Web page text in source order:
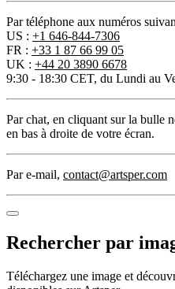
Par téléphone aux numéros
US : +1 646-844-7306
FR : +33 1 87 66 99 05
UK : +44 20 3890 6678
9:30 - 18:30 CET, du Lundi au
Par chat, en cliquant sur la bulle
en bas à droite de votre écran.
Par e-mail, contact@artsper.com
Rechercher par
Téléchargez une image et